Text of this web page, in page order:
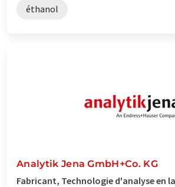
éthanol
Analytik Jena GmbH+Co. KG
Fabricant, Technologie d'analyse en